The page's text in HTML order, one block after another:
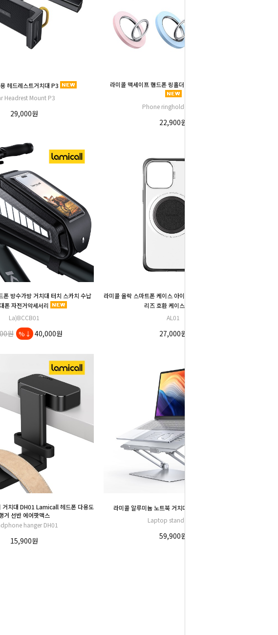
헤드레스트거치대 P3
Headrest Mount P3
29,000원
라미콜 맥세이프 핸드폰 링홀더 탈부착 핸드 스마트톡
Phone ringholder RS06
22,900원
폰 방수가방 거치대 터치 스카치 수납
폰 자전거악세서리
La)BCCB01
원 %↓ 40,000원
라미콜 올락 스마트폰 케이스 아이폰 13 14 갤럭시 S23 시
리즈 호환 케이스
AL01
27,000원
거치대 DH01 Lamicall 헤드폰 다용도
거 선반 에어팟맥스
hanger DH01
15,900원
라미콜 알루미늄 노트북 거치대 LN09 실버
Laptop stand LN09
59,900원